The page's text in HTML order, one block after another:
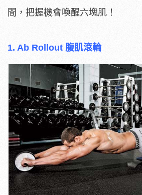
間，把握機會喚醒六塊肌！
1. Ab Rollout 腹肌滾輪